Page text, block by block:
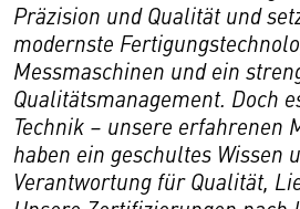
Präzision und Qualität und
modernste
Messmaschinen und ein
Qualitätsmanagement. Doch
Technik – unsere erfahrenen
haben ein geschultes Wissen
Verantwortung für Qualität,